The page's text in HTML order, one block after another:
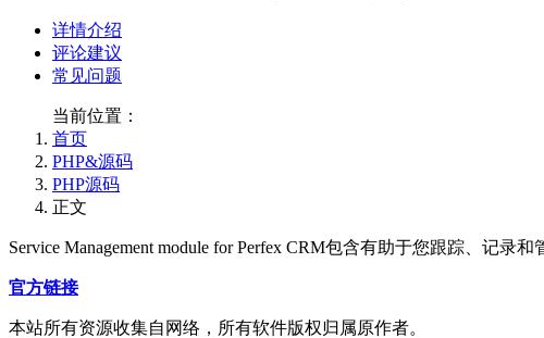
详情介绍
评论建议
常见问题
当前位置：
首页
PHP&源码
PHP源码
正文
Service Management module for Perfex CRM包含有助于您跟踪、记
官方链接
本站所有资源收集自网络，所有软件版权归属原作者。